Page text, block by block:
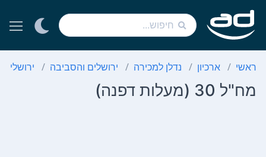
ראשי ארכיון נדלן למכירה ירושלים והסביבה ירושלים
מח"ל 30 (מעלות דפנה)